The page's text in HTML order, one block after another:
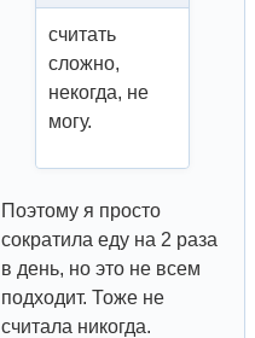
считать
сложно,
некогда, не
могу.
Поэтому я просто
сократила еду на 2 раза
в день, но это не всем
подходит. Тоже не
считала никогда.